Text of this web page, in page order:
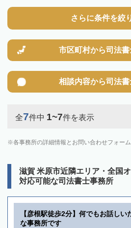
さらに条件を絞
市区町村から司法
相談内容から司法
全7件中 1~7件を表示
各事務所の詳細情報とお問い合わせフォー
滋賀 米原市近隣エリア・全国
対応可能な司法書士事務所
【彦根駅徒歩2分】何でもお話し
な事務所です